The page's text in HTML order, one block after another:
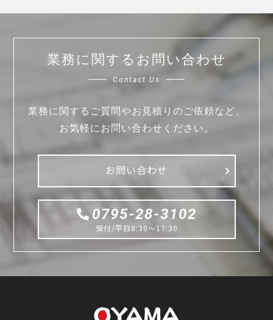
業務に関するお問い合わせ
Contact Us
業務に関するご質問やお見積りのご依頼など、
お気軽にお問い合わせください。
お問い合わせ
0795-28-3102
受付/平日8:30〜17:30